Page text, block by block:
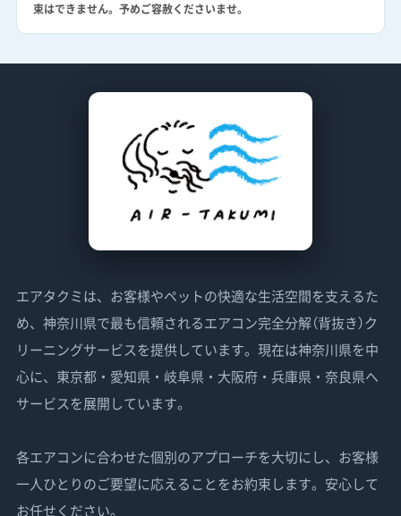
束はできません。予めご容赦くださいませ。
エアタクミは、お客様やペットの快適な生活空間を支えるた
め、神奈川県で最も信頼されるエアコン完全分解（背抜き）ク
リーニングサービスを提供しています。現在は神奈川県を中
心に、東京都・愛知県・岐阜県・大阪府・兵庫県・奈良県へ
サービスを展開しています。
各エアコンに合わせた個別のアプローチを大切にし、お客様
一人ひとりのご要望に応えることをお約束します。安心して
お任せください。